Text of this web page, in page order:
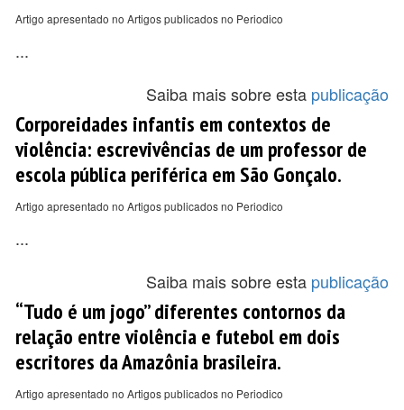
Artigo apresentado no Artigos publicados no Periodico
...
Saiba mais sobre esta publicação
Corporeidades infantis em contextos de
violência: escrevivências de um professor de
escola pública periférica em São Gonçalo.
Artigo apresentado no Artigos publicados no Periodico
...
Saiba mais sobre esta publicação
“Tudo é um jogo” diferentes contornos da
relação entre violência e futebol em dois
escritores da Amazônia brasileira.
Artigo apresentado no Artigos publicados no Periodico